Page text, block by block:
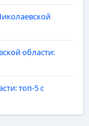
области:
топ-5 с